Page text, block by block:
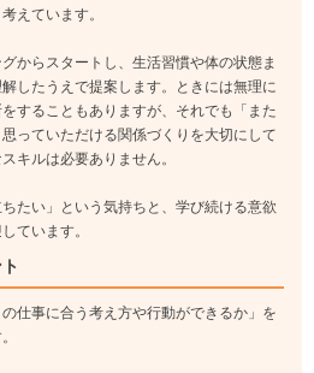
ース2）
エリアマネージャーとして現場を支
店前トレーニングを経て1店舗目は
ちを目指します。
えています。
からスタートし、生活習慣や体の状態ま
したうえで提案します。ときには無理に
することもありますが、それでも「また
っていただける関係づくりを大切にして
キルは必要ありません。
ちたい」という気持ちと、学び続ける意欲
ています。
仕事に合う考え方や行動ができるか」を